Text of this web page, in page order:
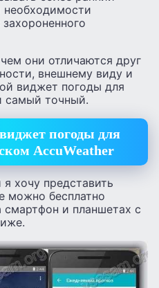
они отличаются друг
внешнему виду и
виджет погоды для
самый точный.
погоды для
AccuWeather
хочу представить
можно бесплатно
смартфон и планшетах с